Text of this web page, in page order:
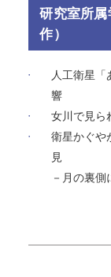
研究室所属
作）
人工衛星
響
女川で見ら
衛星かぐや
見
－月の裏側